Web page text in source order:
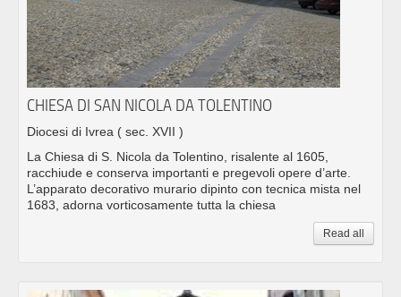
CHIESA DI SAN NICOLA DA TOLENTINO
Diocesi di Ivrea ( sec. XVII )
La Chiesa di S. Nicola da Tolentino, risalente al 1605,
racchiude e conserva importanti e pregevoli opere d’arte.
L’apparato decorativo murario dipinto con tecnica mista nel
1683, adorna vorticosamente tutta la chiesa
Read all